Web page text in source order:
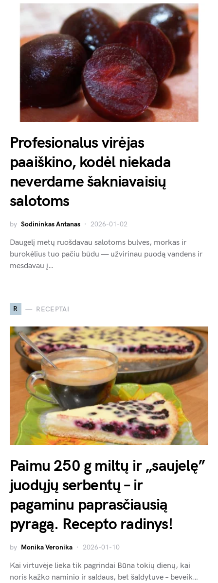
Profesionalus virėjas
paaiškino, kodėl niekada
neverdame šakniavaisių
salotoms
by Sodininkas Antanas 2026-01-02
Daugelį metų ruošdavau salotoms bulves, morkas ir
burokėlius tuo pačiu būdu — užvirinau puodą vandens ir
mesdavau į…
R RECEPTAI
Paimu 250 g miltų ir „saujelę”
juodųjų serbentų – ir
pagaminu paprasčiausią
pyragą. Recepto radinys!
by Monika Veronika 2026-01-10
Kai virtuvėje lieka tik pagrindai Būna tokių dienų, kai
noris kažko naminio ir saldaus, bet šaldytuve – beveik…